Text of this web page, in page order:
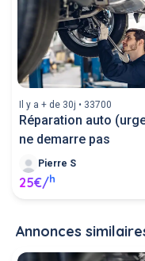
Il y a + de 30j • 33700
Réparation auto
ne demarre pas
Pierre S
25€/h
Annonces